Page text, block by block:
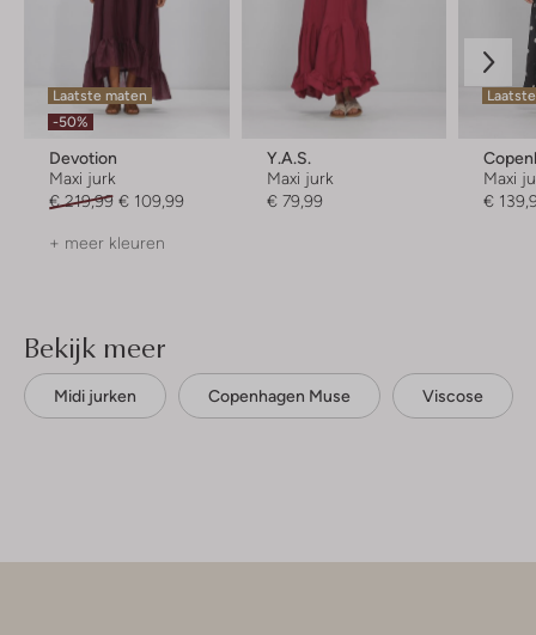
Laatste maten
-50%
Devotion
Maxi jurk
€ 219,99 € 109,99
+ meer kleuren
Y.a.s.
Maxi jurk
€ 79,99
Maxi
€
Bekijk meer
Midi jurken Copenhagen Muse Viscose